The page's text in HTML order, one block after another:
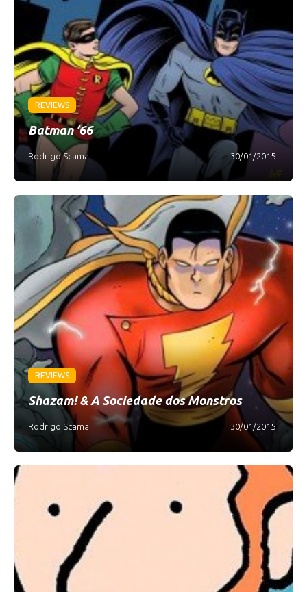
REVIEWS
Batman ‘66
Rodrigo Scama 30/01/2015
REVIEWS
Shazam! & A Sociedade dos Monstros
Rodrigo Scama 30/01/2015